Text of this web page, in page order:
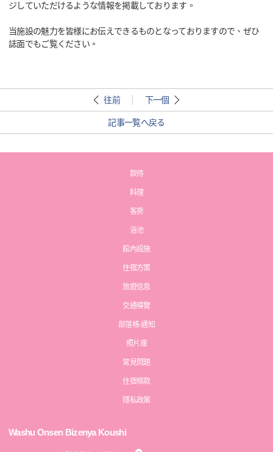
ジしていただけるような情報を掲載しております。
当施設の魅力を皆様にお伝えできるものとなっておりますので、ぜひ
誌面でもご覧ください。
往前 下一個
記事一覧へ戻る
款待
料理
客房
浴池
館內設施
住宿方案
旅遊信息
交通導覽
部落格·通知
照片庫
常見問題
住宿條款
隱私政策
Washu Onsen Bizenya Koushi